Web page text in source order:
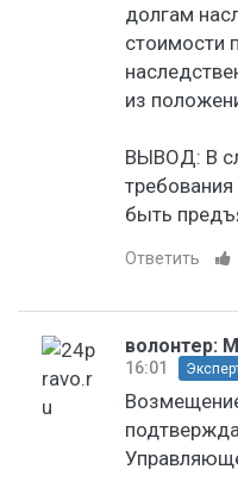
долгам
стоимости
из
ВЫВОД: В
быть
Ответить
волонтер:
16:01